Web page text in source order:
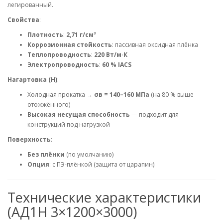
легированный.
Свойства:
Плотность: 2,71 г/см³
Коррозионная стойкость: пассивная оксидная плёнка
Теплопроводность: 220 Вт/м·К
Электропроводность: 60 % IACS
Нагартовка (Н):
Холодная прокатка → σв = 140–160 МПа (на 80 % выше
отожжённого)
Высокая несущая способность — подходит для
конструкций под нагрузкой
Поверхность:
Без плёнки (по умолчанию)
Опция: с ПЭ-плёнкой (защита от царапин)
Технические характеристики
(АД1Н 3×1200×3000)